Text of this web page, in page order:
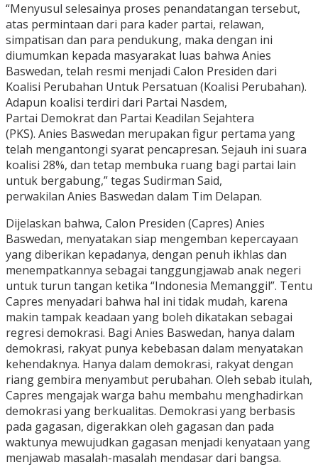
“Menyusul selesainya proses penandatangan tersebut,
atas permintaan dari para kader partai, relawan,
simpatisan dan para pendukung, maka dengan ini
diumumkan kepada masyarakat luas bahwa Anies
Baswedan, telah resmi menjadi Calon Presiden dari
Koalisi Perubahan Untuk Persatuan (Koalisi Perubahan).
Adapun koalisi terdiri dari Partai Nasdem,
Partai Demokrat dan Partai Keadilan Sejahtera
(PKS). Anies Baswedan merupakan figur pertama yang
telah mengantongi syarat pencapresan. Sejauh ini suara
koalisi 28%, dan tetap membuka ruang bagi partai lain
untuk bergabung,” tegas Sudirman Said,
perwakilan Anies Baswedan dalam Tim Delapan.
Dijelaskan bahwa, Calon Presiden (Capres) Anies
Baswedan, menyatakan siap mengemban kepercayaan
yang diberikan kepadanya, dengan penuh ikhlas dan
menempatkannya sebagai tanggungjawab anak negeri
untuk turun tangan ketika “Indonesia Memanggil”. Tentu
Capres menyadari bahwa hal ini tidak mudah, karena
makin tampak keadaan yang boleh dikatakan sebagai
regresi demokrasi. Bagi Anies Baswedan, hanya dalam
demokrasi, rakyat punya kebebasan dalam menyatakan
kehendaknya. Hanya dalam demokrasi, rakyat dengan
riang gembira menyambut perubahan. Oleh sebab itulah,
Capres mengajak warga bahu membahu menghadirkan
demokrasi yang berkualitas. Demokrasi yang berbasis
pada gagasan, digerakkan oleh gagasan dan pada
waktunya mewujudkan gagasan menjadi kenyataan yang
menjawab masalah-masalah mendasar dari bangsa.